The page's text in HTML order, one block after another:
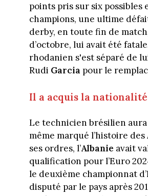
points pris sur six possibles
champions, une ultime
derby, en toute fin de
d’octobre, lui avait été
rhodanien s'est séparé de
Rudi Garcia pour le
Il a acquis la
Le technicien brésilien
même marqué l’histoire des
ses ordres, l’Albanie avait
qualification pour l’Euro
le deuxième championnat
disputé par le pays après